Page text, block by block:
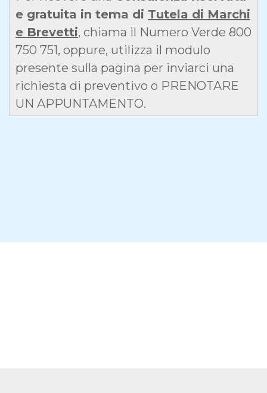
e gratuita in tema di Tutela di Marchi
e Brevetti, chiama il Numero Verde 800
750 751, oppure, utilizza il modulo
presente sulla pagina per inviarci una
richiesta di preventivo o PRENOTARE
UN APPUNTAMENTO.